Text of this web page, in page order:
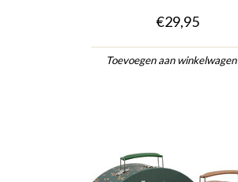
€29,95
Toevoegen aan winkelwagen